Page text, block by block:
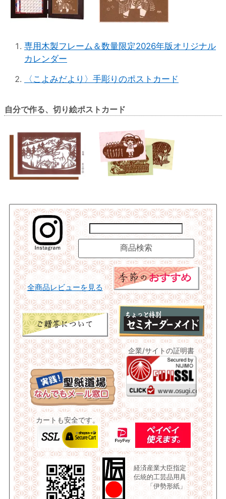
専用木製フレーム＆数量限定2026年版オリジナル
カレンダー
〈こよみだより〉手彫りのポストカード
自分で作る、切り絵ポストカード
全商品レビューを見る
企業/サイトの証明書
カートも安全です。
経済産業大臣指定
伝統的工芸品用具
「伊勢形紙」